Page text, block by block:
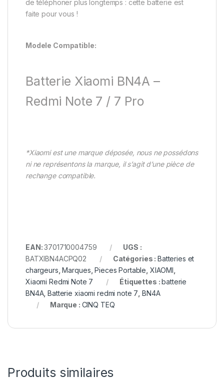
de téléphoner plus longtemps : cette batterie est
faite pour vous !
Modele Compatible:
Batterie Xiaomi BN4A –
Redmi Note 7 / 7 Pro
*Xiaomi est une marque déposée, nous ne possédons
ni ne représentons la marque, il s’agit d’une pièce de
rechange compatible.
EAN:3701710004759
UGS :
BATXIBN4ACPQ02
Catégories : Batteries et
chargeurs ,Marques ,Pieces Portable XIAOMI
Xiaomi Redmi Note 7
Étiquettes :batterie
BN4A,Batterie xiaomi redmi note 7 ,BN4A
Marque : CINQ TEQ
Produits similaires